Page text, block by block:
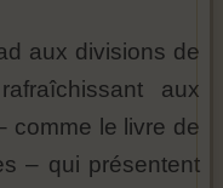
aux divisions de
aux
comme le livre de
– qui présentent